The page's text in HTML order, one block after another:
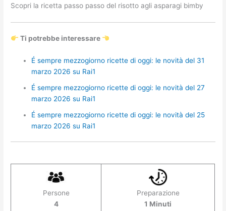
Scopri la ricetta passo passo del risotto agli asparagi bimby
Ti potrebbe interessare
É sempre mezzogiorno ricette di oggi: le novità del 31
marzo 2026 su Rai1
É sempre mezzogiorno ricette di oggi: le novità del 27
marzo 2026 su Rai1
É sempre mezzogiorno ricette di oggi: le novità del 25
marzo 2026 su Rai1
Persone
4
Preparazione
1 Minuti